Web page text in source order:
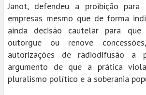
Janot, defendeu a proibição
empresas mesmo que de forma
ainda decisão cautelar para
outorgue ou renove
autorizações de radiodifusão a
argumento de que a prática
pluralismo político e a soberania